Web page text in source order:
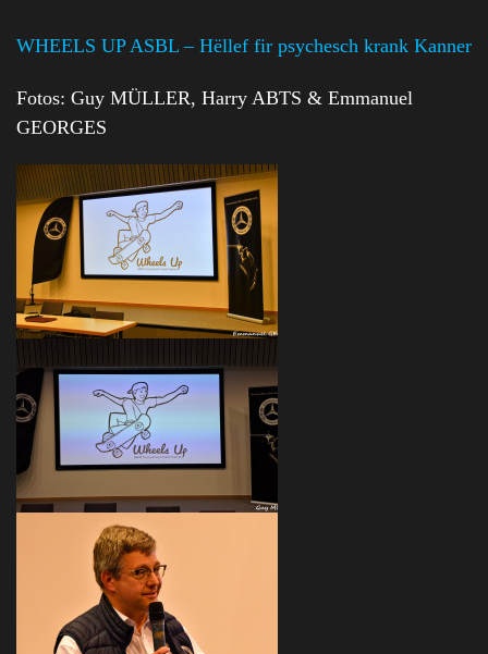
WHEELS UP ASBL – Hëllef fir psychesch krank Kanner
Fotos: Guy MÜLLER, Harry ABTS & Emmanuel
GEORGES